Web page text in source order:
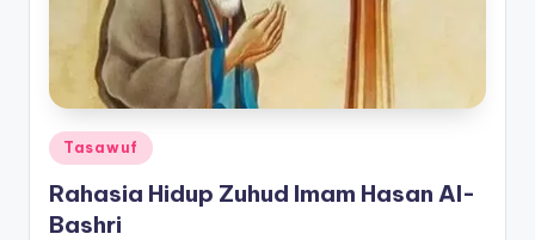
Posted
in
Tasawuf
Rahasia Hidup Zuhud Imam Hasan Al-
Bashri